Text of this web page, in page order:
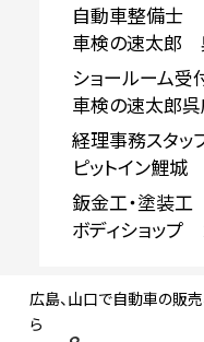
自動車整備士
車検の速太郎
ショールーム受
車検の速太郎
経理事務スタッ
ピットイン鯉
鈑金工・塗装工
ボディショップ
広島、山口で自動車の販売
ら